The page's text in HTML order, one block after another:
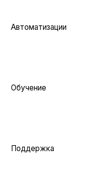
Автоматизации
Обучение
Поддержка